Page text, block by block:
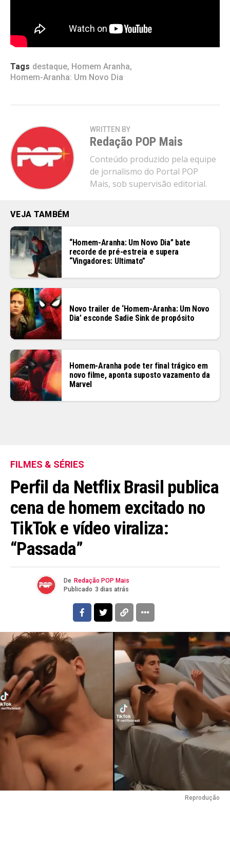
milhões
Tags destaque, Homem Aranha,
Homem-Aranha: Um Novo Dia
WRITTEN BY
Redação POP Mais
Conteúdo produzido pela equipe
de jornalismo do Portal POP
Mais, sob supervisão editorial.
VEJA TAMBÉM
“Homem-Aranha: Um Novo Dia” bate
recorde de pré-estreia e supera
“Vingadores: Ultimato”
Novo trailer de ‘Homem-Aranha: Um Novo
Dia’ esconde Sadie Sink de propósito
Homem-Aranha pode ter final trágico em
novo filme, aponta suposto vazamento da
Marvel
FILMES & SÉRIES
Perfil da Netflix Brasil publica
cena de homem excitado no
TikTok e vídeo viraliza:
“Passada”
De Redação POP Mais
Publicado 3 dias atrás
Reprodução